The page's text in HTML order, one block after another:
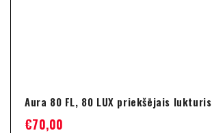
Aura 80 FL, 80 LUX priekšējais lukturis
€70,00